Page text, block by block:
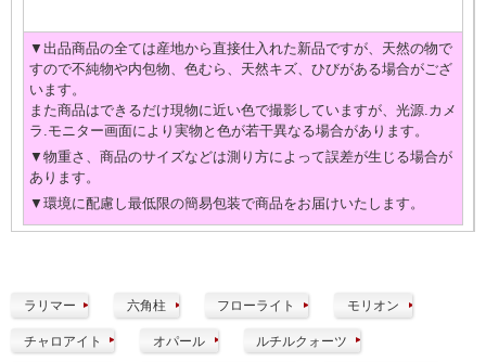
▼出品商品の全ては産地から直接仕入れた新品ですが、天然の物で
すので不純物や内包物、色むら、天然キズ、ひびがある場合がござ
います。
また商品はできるだけ現物に近い色で撮影していますが、光源.カメ
ラ.モニター画面により実物と色が若干異なる場合があります。
▼物重さ、商品のサイズなどは測り方によって誤差が生じる場合が
あります。
▼環境に配慮し最低限の簡易包装で商品をお届けいたします。
ラリマー 六角柱 フローライト モリオン
チャロアイト オパール ルチルクォーツ